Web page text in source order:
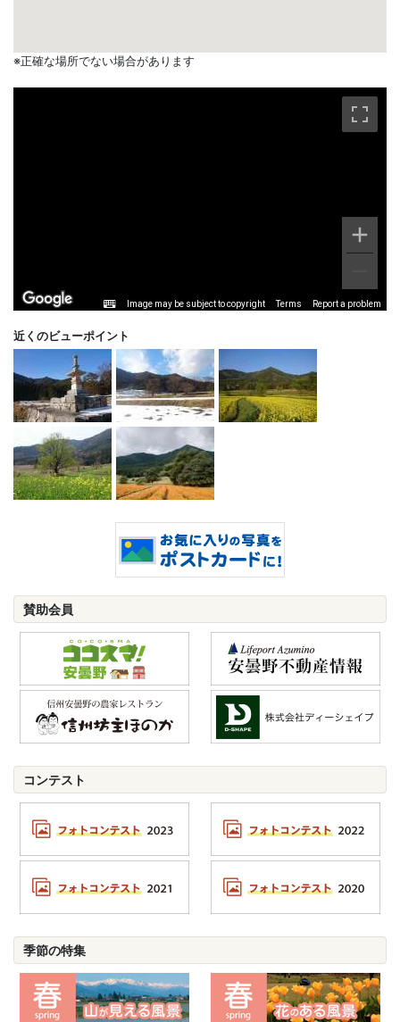
※正確な場所でない場合があります
Image may be subject to copyright Terms Report a problem
近くのビューポイント
賛助会員
コンテスト
季節の特集